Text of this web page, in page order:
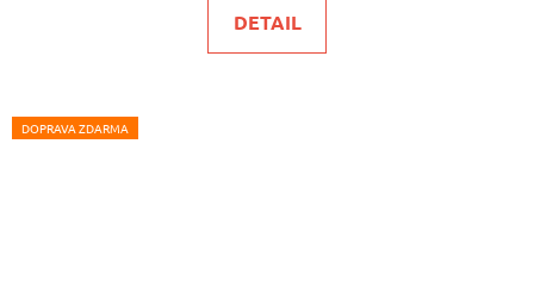
DETAIL
DOPRAVA ZDARMA